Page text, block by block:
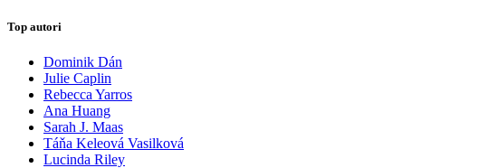
Top autori
Dominik Dán
Julie Caplin
Rebecca Yarros
Ana Huang
Sarah J. Maas
Táňa Keleová Vasilková
Lucinda Riley